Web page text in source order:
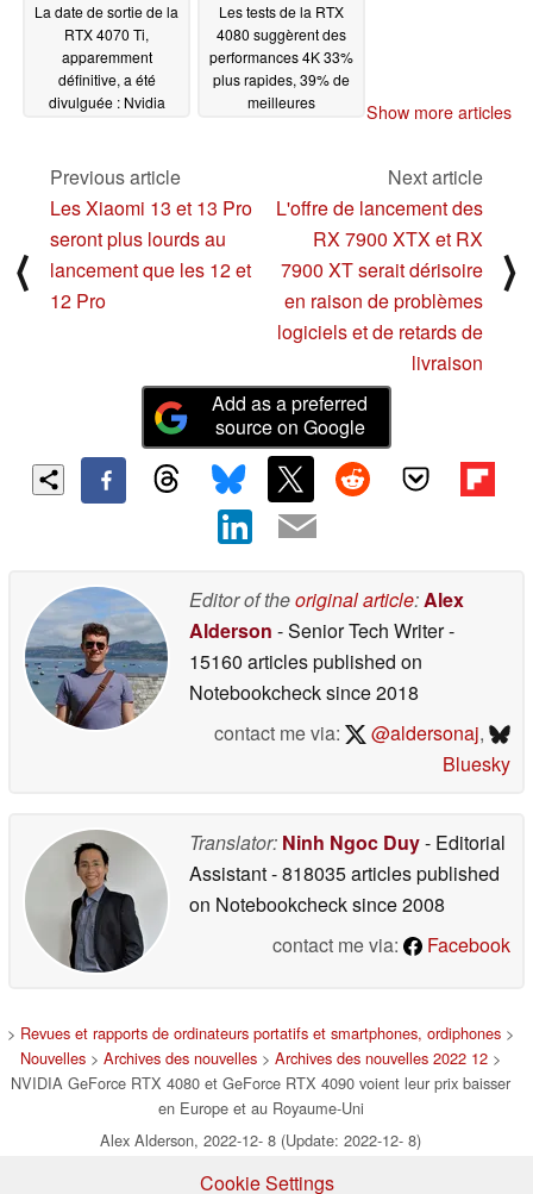
La date de sortie de la
RTX 4070 Ti,
apparemment
définitive, a été
divulguée : Nvidia
12 GB le 5 janvier
Les tests de la RTX
4080 suggèrent des
performances 4K 33%
plus rapides, 39% de
meilleures
RTX 3080 11/28/2022
Show more articles
⟨
Previous article
Les Xiaomi 13 et 13 Pro
seront plus lourds au
lancement que les 12 et
12 Pro
Next article
L'offre de lancement des
RX 7900 XTX et RX
7900 XT serait dérisoire
en raison de problèmes
logiciels et de retards de
livraison
⟩
Add as a preferred
source on Google
Editor of theoriginal article: Alex
Alderson - Senior Tech Writer-
15160 articles published on
Notebookchecksince 2018
contact me via:
@aldersonaj,
Bluesky
Translator: Ninh Ngoc Duy- Editorial
Assistant- 818035 articles published
on Notebookchecksince 2008
contact me via:
Facebook
> Revues et rapports de ordinateurs portatifs et smartphones, ordiphones >
Nouvelles > Archives des nouvelles > Archives des nouvelles 2022 12 >
NVIDIA GeForce RTX 4080 et GeForce RTX 4090 voient leur prix baisser
en Europe et au Royaume-Uni
Alex Alderson, 2022-12- 8 (Update: 2022-12- 8)
Cookie Settings